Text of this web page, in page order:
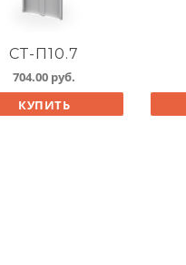
СТ-П10.7
704.00 руб.
КУПИТЬ